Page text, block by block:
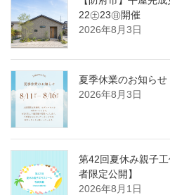
22㊏23㊐開催
2026年8月3日
夏季休業のお知らせ
2026年8月3日
第42回夏休み親子
者限定公開】
2026年8月1日